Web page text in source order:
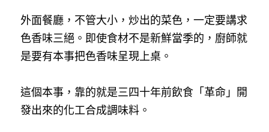
搜索
外面餐廳，不管大小，炒出的菜色，一定要講求
色香味三絕。即使食材不是新鮮當季的，廚師就
是要有本事把色香味呈現上桌。
這個本事，靠的就是三四十年前飲食「革命」開
發出來的化工合成調味料。